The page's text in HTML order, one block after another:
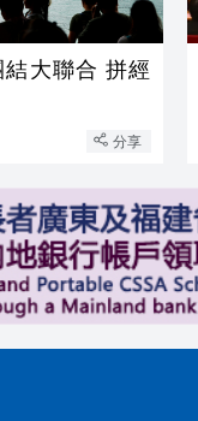
結大聯合 拼經
分享